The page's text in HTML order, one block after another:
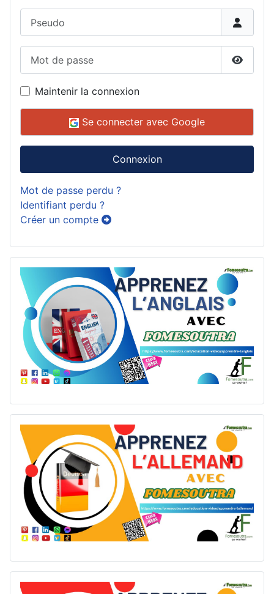
Maintenir la connexion
Se connecter avec Google
Connexion
Mot de passe perdu ?
Identifiant perdu ?
Créer un compte